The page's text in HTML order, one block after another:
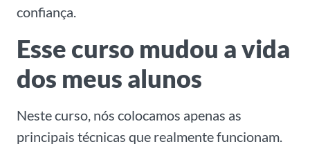
confiança.
Esse curso mudou a vida
dos meus alunos
Neste curso, nós colocamos apenas as
principais técnicas que realmente funcionam.